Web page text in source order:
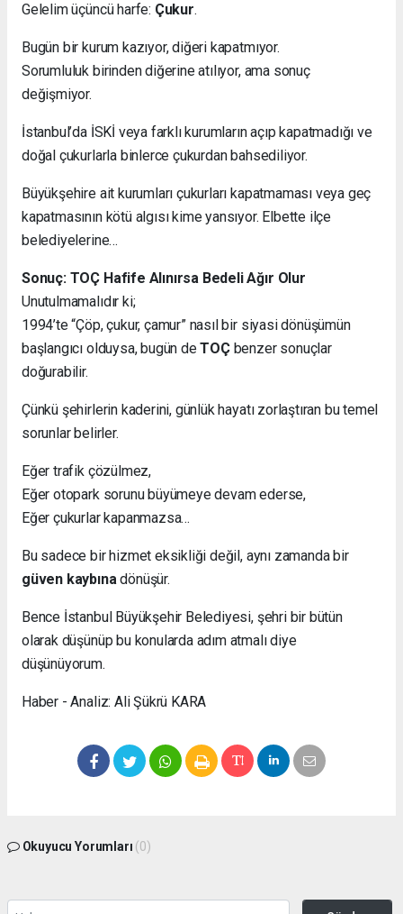
Gelelim üçüncü harfe: Çukur.
Bugün bir kurum kazıyor, diğeri kapatmıyor.
Sorumluluk birinden diğerine atılıyor, ama sonuç
değişmiyor.
İstanbul’da İSKİ veya farklı kurumların açıp kapatmadığı ve
doğal çukurlarla binlerce çukurdan bahsediliyor.
Büyükşehire ait kurumları çukurları kapatmaması veya geç
kapatmasının kötü algısı kime yansıyor. Elbette ilçe
belediyelerine…
Sonuç: TOÇ Hafife Alınırsa Bedeli Ağır Olur
Unutulmamalıdır ki;
1994’te “Çöp, çukur, çamur” nasıl bir siyasi dönüşümün
başlangıcı olduysa, bugün deTOÇbenzer sonuçlar
doğurabilir.
Çünkü şehirlerin kaderini, günlük hayatı zorlaştıran bu temel
sorunlar belirler.
Eğer trafik çözülmez,
Eğer otopark sorunu büyümeye devam ederse,
Eğer çukurlar kapanmazsa…
Bu sadece bir hizmet eksikliği değil, aynı zamanda bir
güven kaybınadönüşür.
Bence İstanbul Büyükşehir Belediyesi, şehri bir bütün
olarak düşünüp bu konularda adım atmalı diye
düşünüyorum.
Haber - Analiz: Ali Şükrü KARA
Okuyucu Yorumları (0)